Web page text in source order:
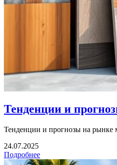
Тенденции и
Тенденции и прогнозы на рынке
24.07.2025
Подробнее